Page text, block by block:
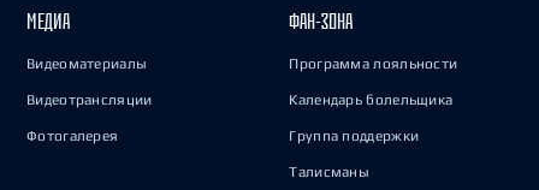
МЕДИА
Видеоматериалы
Видеотрансляции
Фотогалерея
ФАН-ЗОНА
Программа лояльности
Календарь болельщика
Группа поддержки
Талисманы